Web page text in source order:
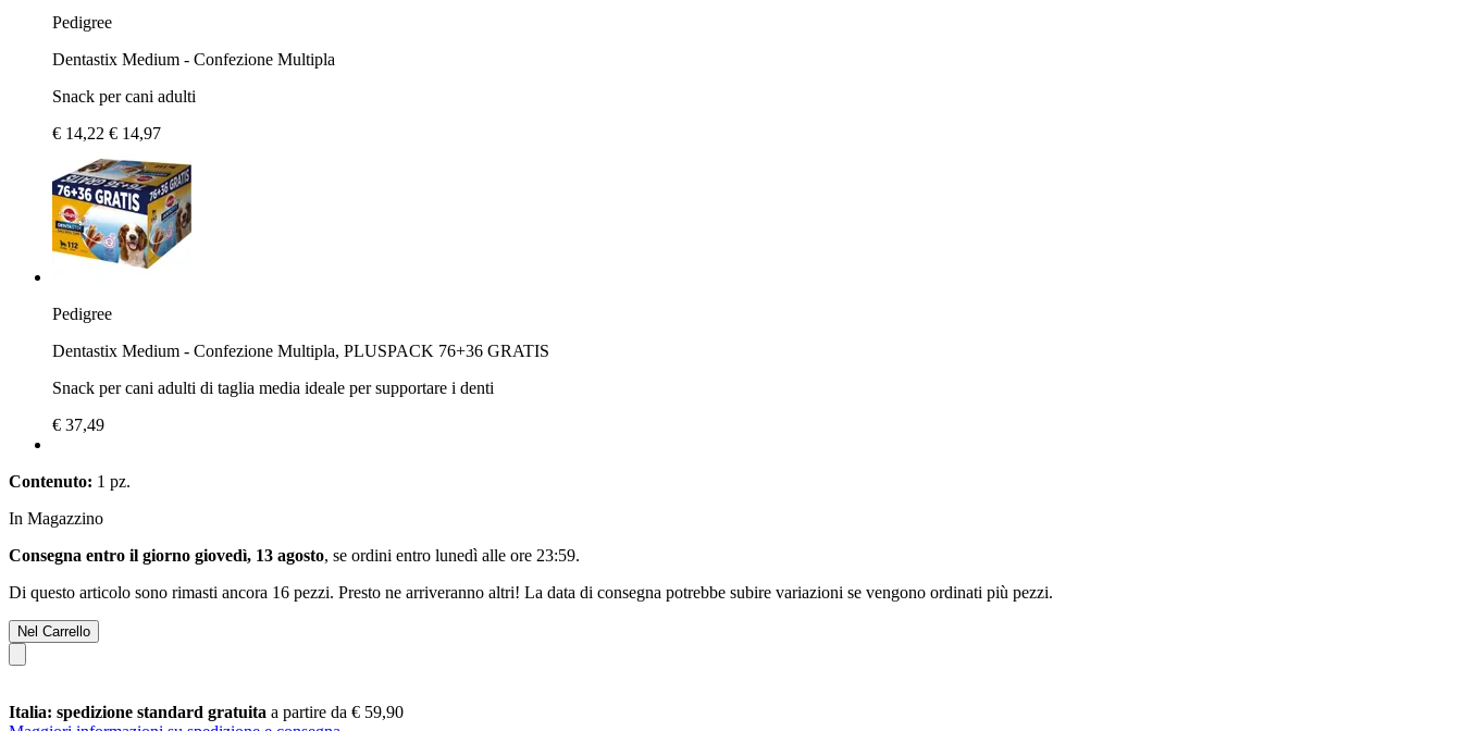
Pedigree
Dentastix Medium - Confezione Multipla
Snack per cani adulti
€ 14,22 € 14,97
Pedigree
Dentastix Medium - Confezione Multipla, PLUSPACK 76+36 GRATIS
Snack per cani adulti di taglia media ideale per supportare i denti
€ 37,49
Contenuto: 1 pz.
In Magazzino
Consegna entro il giorno giovedì, 13 agosto, se ordini entro lunedì alle ore 23:59.
Di questo articolo sono rimasti ancora 16 pezzi. Presto ne arriveranno altri! La data di consegna potrebbe subire variazioni se vengono ordinati più pezzi.
Nel Carrello
Italia: spedizione standard gratuita a partire da € 59,90